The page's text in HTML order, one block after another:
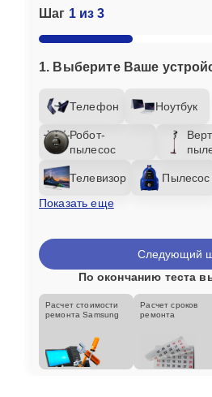
Шаг 1 из 3
1. Выберите Ваше
Телефон Ноутбук
Робот-
пылесос
Телевизор
Пылесос
Показать еще
Следующий
По окончанию теста
Расчет стоимости
ремонта Samsung
Расчет сроков
ремонта